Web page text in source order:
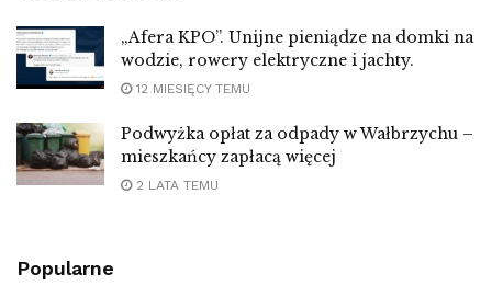
„Afera KPO”. Unijne pieniądze na domki na
wodzie, rowery elektryczne i jachty.
12 MIESIĘCY TEMU
Podwyżka opłat za odpady w Wałbrzychu –
mieszkańcy zapłacą więcej
2 LATA TEMU
Popularne